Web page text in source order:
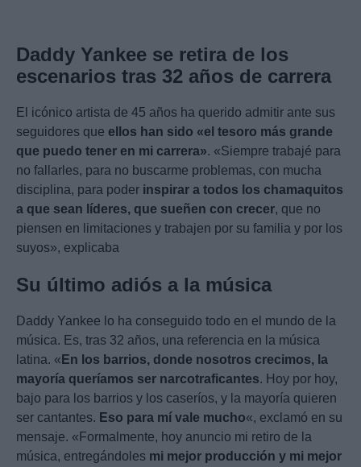
Daddy Yankee se retira de los
escenarios tras 32 años de carrera
El icónico artista de 45 años ha querido admitir ante sus
seguidores que ellos han sido «el tesoro más grande
que puedo tener en mi carrera». «Siempre trabajé para
no fallarles, para no buscarme problemas, con mucha
disciplina, para poder inspirar a todos los chamaquitos
a que sean líderes, que sueñen con crecer, que no
piensen en limitaciones y trabajen por su familia y por los
suyos», explicaba
Su último adiós a la música
Daddy Yankee lo ha conseguido todo en el mundo de la
música. Es, tras 32 años, una referencia en la música
latina. « En los barrios, donde nosotros crecimos, la
mayoría queríamos ser narcotraficantes. Hoy por hoy,
bajo para los barrios y los caseríos, y la mayoría quieren
ser cantantes. Eso para mí vale mucho«, exclamó en su
mensaje. «Formalmente, hoy anuncio mi retiro de la
música, entregándoles mi mejor producción y mi mejor